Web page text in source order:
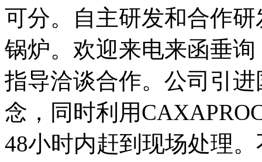
可分。自主研发和合作
锅炉。欢迎来电来函垂
指导洽谈合作。公司引
念，同时利用
48小时内赶到现场处理